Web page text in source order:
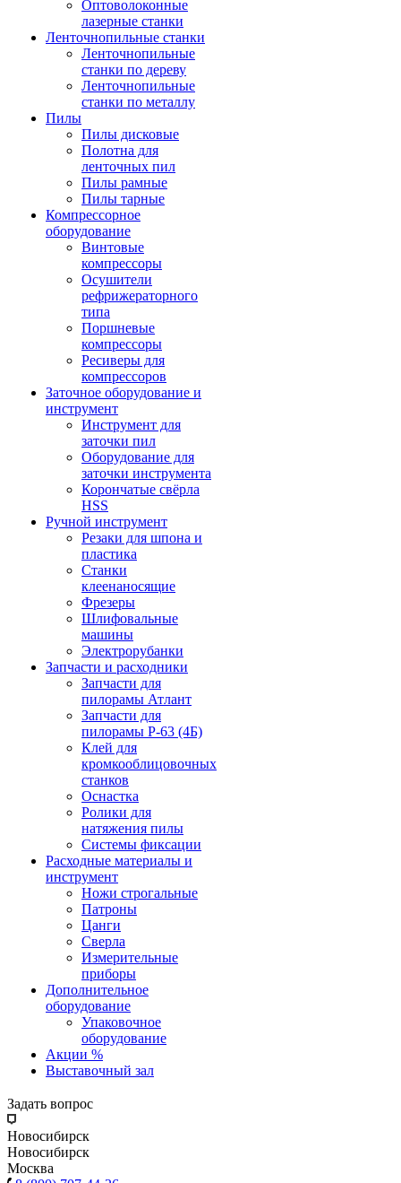
Оптоволоконные
лазерные станки
Ленточнопильные станки
Ленточнопильные
станки по дереву
Ленточнопильные
станки по металлу
Пилы
Пилы дисковые
Полотна для
ленточных пил
Пилы рамные
Пилы тарные
Компрессорное
оборудование
Винтовые
компрессоры
Осушители
рефрижераторного
типа
Поршневые
компрессоры
Ресиверы для
компрессоров
Заточное оборудование и
инструмент
Инструмент для
заточки пил
Оборудование для
заточки инструмента
Корончатые свёрла
HSS
Ручной инструмент
Резаки для шпона и
пластика
Станки
клеенаносящие
Фрезеры
Шлифовальные
машины
Электрорубанки
Запчасти и расходники
Запчасти для
пилорамы Атлант
Запчасти для
пилорамы Р-63 (4Б)
Клей для
кромкооблицовочных
станков
Оснастка
Ролики для
натяжения пилы
Системы фиксации
Расходные материалы и
инструмент
Ножи строгальные
Патроны
Цанги
Сверла
Измерительные
приборы
Дополнительное
оборудование
Упаковочное
оборудование
Акции %
Выставочный зал
Задать вопрос
Новосибирск
Новосибирск
Москва